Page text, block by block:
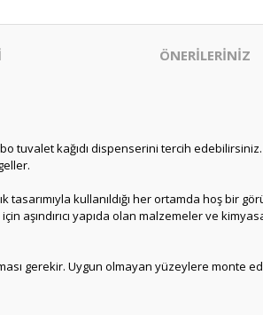
ÖNERİLERİNİZ
tuvalet kağıdı dispenserini tercih
kullanıldığı her ortamda hoş bir
aşındırıcı yapıda olan malzemeler ve
gerekir. Uygun olmayan yüzeylere monte